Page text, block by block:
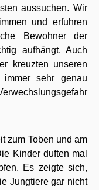
aussuchen. Wir
und erfuhren
Bewohner der
aufhängt. Auch
kreuzten unseren
immer sehr genau
zum Toben und am
Kinder duften mal
Es zeigte sich,
Jungtiere gar nicht